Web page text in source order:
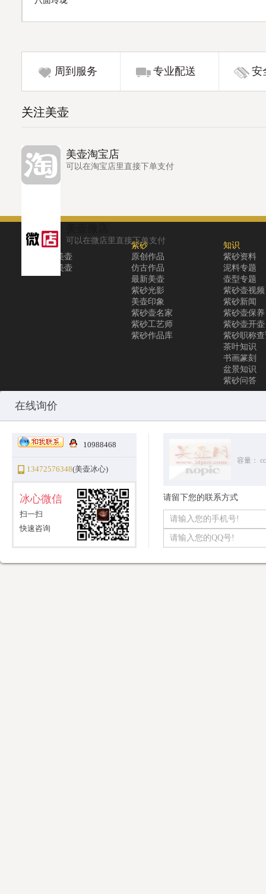
周到服务 专业配送 安
关注美壶
美壶淘宝店
可以在淘宝店里直接下单支付
可以在微店里直接下单支付
关于
关于美壶
联系美壶
紫砂
原创作品
仿古作品
最新美壶
紫砂光影
美壶印象
紫砂壶名家
紫砂工艺师
紫砂作品库
知识
紫砂资料
泥料专题
壶型专题
紫砂壶视频
紫砂新闻
紫砂壶保养
紫砂壶开壶
紫砂职称
茶叶知识
书画篆刻
盆景知识
紫砂问答
Copyright © 2010-2025 All Rights Reserved
在线询价
10988468
13472576348(美壶冰心)
冰心微信
扫一扫
快速咨询
容量： cc
请留下您的联系方式